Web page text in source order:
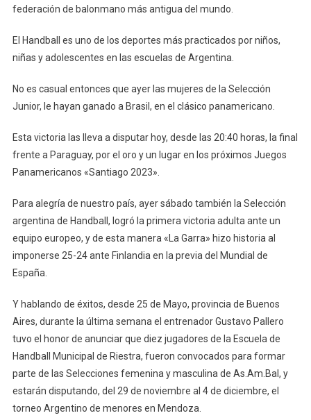
federación de balonmano más antigua del mundo.
El Handball es uno de los deportes más practicados por niños,
niñas y adolescentes en las escuelas de Argentina.
No es casual entonces que ayer las mujeres de la Selección
Junior, le hayan ganado a Brasil, en el clásico panamericano.
Esta victoria las lleva a disputar hoy, desde las 20:40 horas, la final
frente a Paraguay, por el oro y un lugar en los próximos Juegos
Panamericanos «Santiago 2023».
Para alegría de nuestro país, ayer sábado también la Selección
argentina de Handball, logró la primera victoria adulta ante un
equipo europeo, y de esta manera «La Garra» hizo historia al
imponerse 25-24 ante Finlandia en la previa del Mundial de
España.
Y hablando de éxitos, desde 25 de Mayo, provincia de Buenos
Aires, durante la última semana el entrenador Gustavo Pallero
tuvo el honor de anunciar que diez jugadores de la Escuela de
Handball Municipal de Riestra, fueron convocados para formar
parte de las Selecciones femenina y masculina de As.Am.Bal, y
estarán disputando, del 29 de noviembre al 4 de diciembre, el
torneo Argentino de menores en Mendoza.